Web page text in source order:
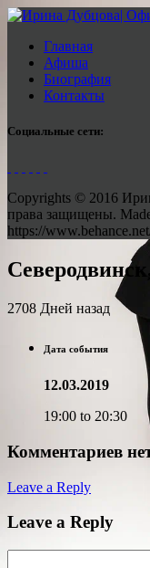
Главная
Афиша
Биография
Контакты
Социальные сети:
Copyrights © 2016
права защищены.
https://
2708 Дней назад
Дата события
12.03.2019
19:00 to 20:30
Комментариев
Leave a Reply
Leave a Reply